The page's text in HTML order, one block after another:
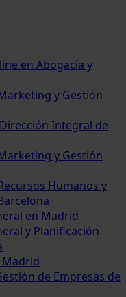
en Abogacía y
y Gestión
Integral de
y Gestión
Humanos y
en Madrid
y Planificación
de Empresas de